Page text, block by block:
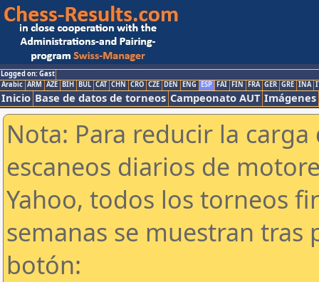
Logged on: Gast
Arabic ARM AZE BIH BUL CAT CHN CRO CZE DEN ENG ESP FAI FIN FRA GER GRE INA
Inicio Base de datos de torneos Campeonato AUT Imágenes
Nota: Para reducir la
escaneos diarios de
Yahoo, todos los torneos
semanas se muestran tras
botón: